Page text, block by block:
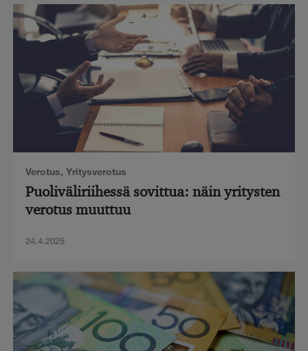
Verotus, Yritysverotus
Puoliväliriihessä sovittua: näin yritysten
verotus muuttuu
24.4.2025